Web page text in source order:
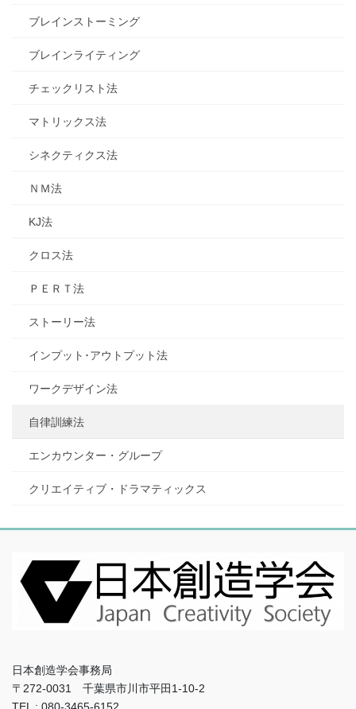
ブレインストーミング
ブレインライティング
チェックリスト法
マトリックス法
シネクティクス法
ＮＭ法
KJ法
クロス法
ＰＥＲＴ法
ストーリー法
インプット･アウトプット法
ワークデザイン法
自律訓練法
エンカウンター・グループ
クリエイティブ・ドラマティックス
日本創造学会事務局
〒272-0031 千葉県市川市平田1-10-2